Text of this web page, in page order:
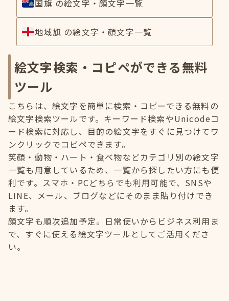
国旗 の絵文字・顔文字一覧
地域旗 の絵文字・顔文字一覧
絵文字検索・コピペができる無料
ツール
こちらは、絵文字を簡単に検索・コピーできる無料の
絵文字検索ツールです。キーワード検索やUnicodeコ
ード検索に対応し、目的の絵文字をすぐに見つけてワ
ンクリックでコピペできます。
笑顔・動物・ハート・食べ物などカテゴリ別の絵文字
一覧も用意しているため、一覧から探したい方にも便
利です。スマホ・PCどちらでも利用可能で、SNSや
LINE、メール、ブログなどにそのまま貼り付けでき
ます。
顔文字も順次追加予定。日常使いからビジネス利用ま
で、すぐに使える絵文字ツールとしてご活用くださ
い。